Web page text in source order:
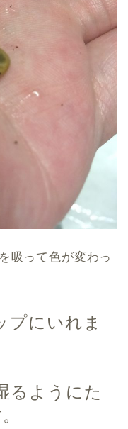
吸って色が変わっ
プにいれま
るようにた